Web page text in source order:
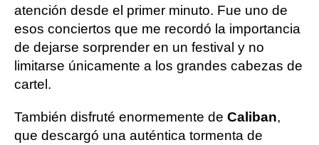
atención desde el primer minuto. Fue uno de
esos conciertos que me recordó la importancia
de dejarse sorprender en un festival y no
limitarse únicamente a los grandes cabezas de
cartel.
También disfruté enormemente de Caliban,
que descargó una auténtica tormenta de